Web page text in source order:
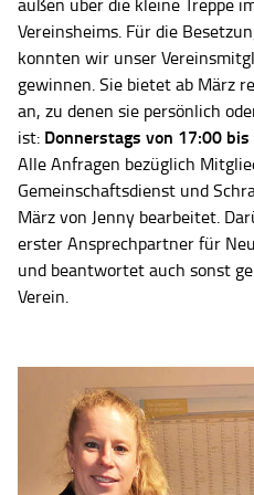
außen über die kleine Treppe
Vereinsheims. Für die
konnten wir unser
gewinnen. Sie bietet ab März
an, zu denen sie persönlich
ist: Donnerstags von 17:00
Alle Anfragen bezüglich
Gemeinschaftsdienst und
März von Jenny bearbeitet.
erster Ansprechpartner für
und beantwortet auch sonst
Verein.